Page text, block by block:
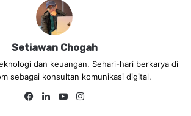
Setiawan Chogah
dan keuangan. Sehari-hari berkarya di
sebagai konsultan komunikasi digital.
Facebook
LinkedInYouTube